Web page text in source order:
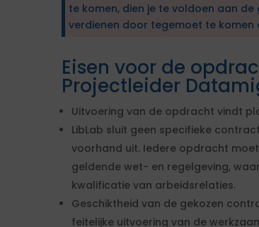
te komen, dien je te voldoen aan de
verdienen door tegemoet te komen
Eisen voor de
Projectleider
Uitvoering van de opdracht vindt
LibLab sluit geen specifieke
voorhand uit. Iedere opdracht
geldende wet- en regelgeving,
kwalificatie van arbeidsrelaties.
Geschiktheid van de gekozen
feitelijke uitvoering van de